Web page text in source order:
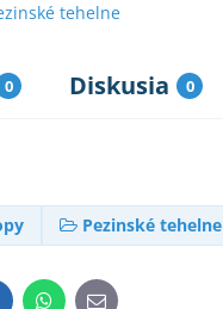
tehelne
0 Diskusia 0
Pezinské tehelne